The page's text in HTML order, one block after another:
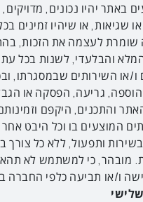
באתר יהיו נכונים,
או שגיאות, או שיהיו זמינים
לעצמה את הזכות,
והבלעדי, לשנות בכל
ו/או השירותים שבמסגרתו,
הוספה, גריעה, הפסקה או
והתכנים, היקפם
המוצעים בו וכל היבט
ותפעול, ללא כל צורך
מובהר, כי למשתמש לא
ו/או תביעה כלפי החברה